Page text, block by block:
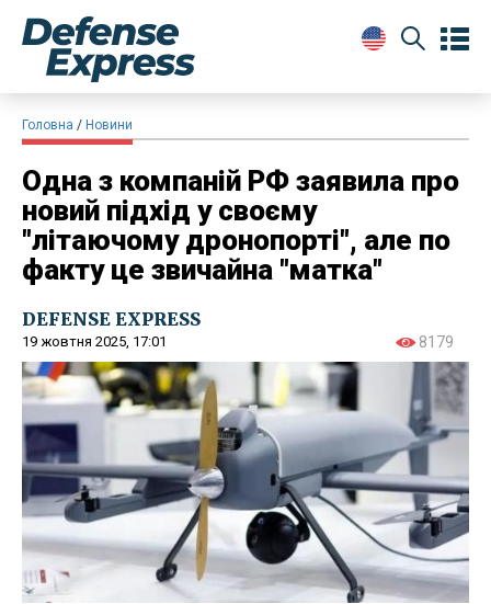
Головна Новини
Одна з компаній РФ заявила про
новий підхід у своєму
"літаючому дронопорті", але по
факту це звичайна "матка"
DEFENSE EXPRESS
19 жовтня 2025, 17:01 8179